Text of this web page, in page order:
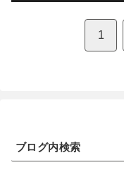
1
ブログ内検索